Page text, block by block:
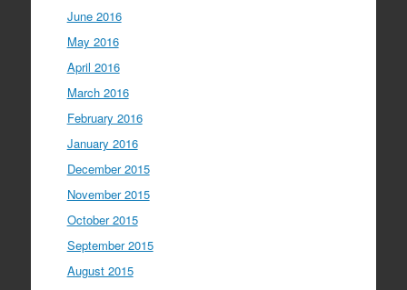
June 2016
May 2016
April 2016
March 2016
February 2016
January 2016
December 2015
November 2015
October 2015
September 2015
August 2015